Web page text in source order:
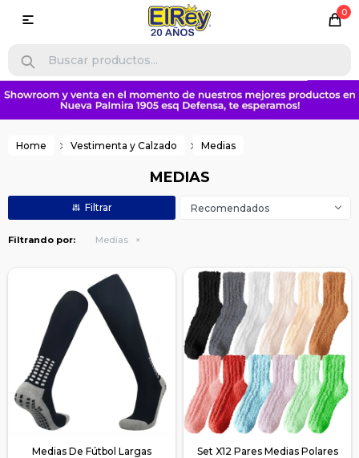
0

Home Vestimenta y Calzado Medias
MEDIAS
Recomendados
Filtrando por: Medias
Medias De Fútbol Largas
Set X12 Pares Medias Polares